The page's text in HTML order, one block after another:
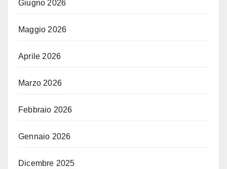
Giugno 2026
Maggio 2026
Aprile 2026
Marzo 2026
Febbraio 2026
Gennaio 2026
Dicembre 2025